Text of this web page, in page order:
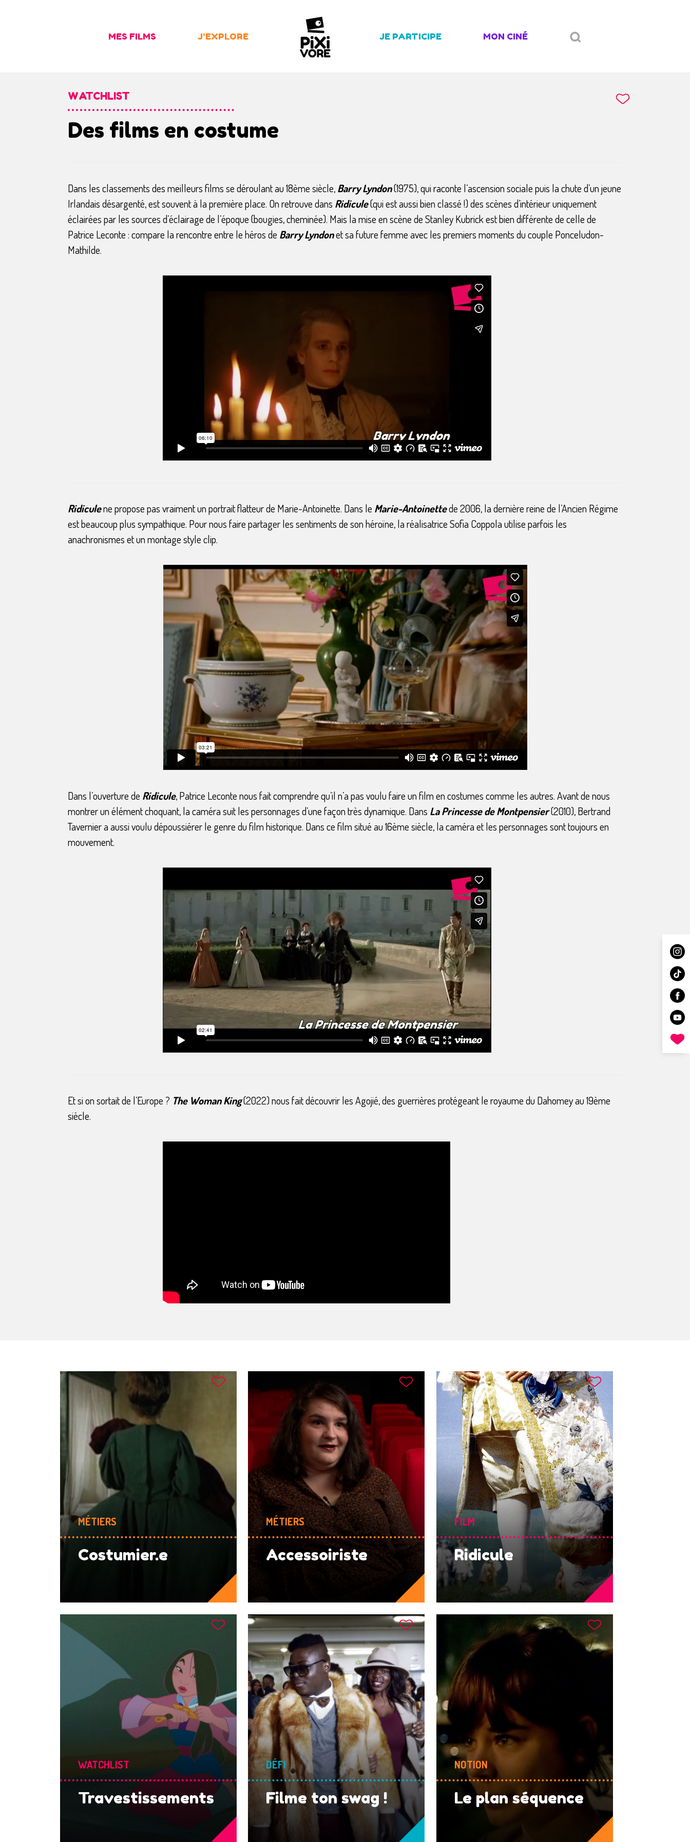
MES FILMS J’EXPLORE JE PARTICIPE MON CINÉ
WATCHLIST
Des films en costume
Dans les classements des meilleurs films se déroulant au 18ème siècle,Barry Lyndon(1975), qui raconte l’ascension sociale puis la chute d’un jeune
Irlandais désargenté, est souvent à la première place. On retrouve dans Ridicule(qui est aussi bien classé !) des scènes d’intérieur uniquement
éclairées par les sources d’éclairage de l’époque (bougies, cheminée). Mais la mise en scène de Stanley Kubrick est bien différente de celle de
Patrice Leconte : compare la rencontre entre le héros de Barry Lyndonet sa future femme avec les premiers moments du couple Ponceludon-
Mathilde.
Ridiculene propose pas vraiment un portrait flatteur de Marie-Antoinette. Dans le Marie-Antoinettede 2006, la dernière reine de l’Ancien Régime
est beaucoup plus sympathique. Pour nous faire partager les sentiments de son héroïne, la réalisatrice Sofia Coppola utilise parfois les
anachronismes et un montage style clip.
Dans l’ouverture de Ridicule, Patrice Leconte nous fait comprendre qu’il n’a pas voulu faire un film en costumes comme les autres. Avant de nous
montrer un élément choquant, la caméra suit les personnages d’une façon très dynamique. Dans La Princesse de Montpensier(2010), Bertrand
Tavernier a aussi voulu dépoussiérer le genre du film historique. Dans ce film situé au 16ème siècle, la caméra et les personnages sont toujours en
mouvement.
Et si on sortait de l’Europe ? The Woman King(2022) nous fait découvrir les Agojié, des guerrières protégeant le royaume du Dahomey au 19ème
siècle.
MÉTIERS
Costumier.e
MÉTIERS
Accessoiriste
FILM
Ridicule
WATCHLIST
Travestissements
DÉFI
Filme ton swag !
NOTION
Le plan séquence